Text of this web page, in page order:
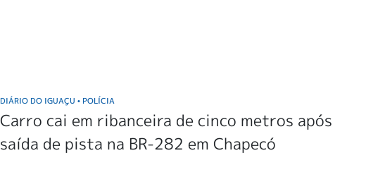
DIÁRIO DO IGUAÇU• POLÍCIA
Carro cai em ribanceira de cinco metros após
saída de pista na BR-282 em Chapecó